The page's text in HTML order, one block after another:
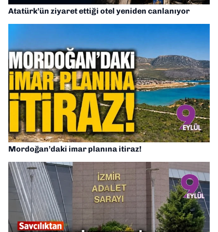
Atatürk’ün ziyaret ettiği otel yeniden canlanıyor
Mordoğan’daki imar planına itiraz!